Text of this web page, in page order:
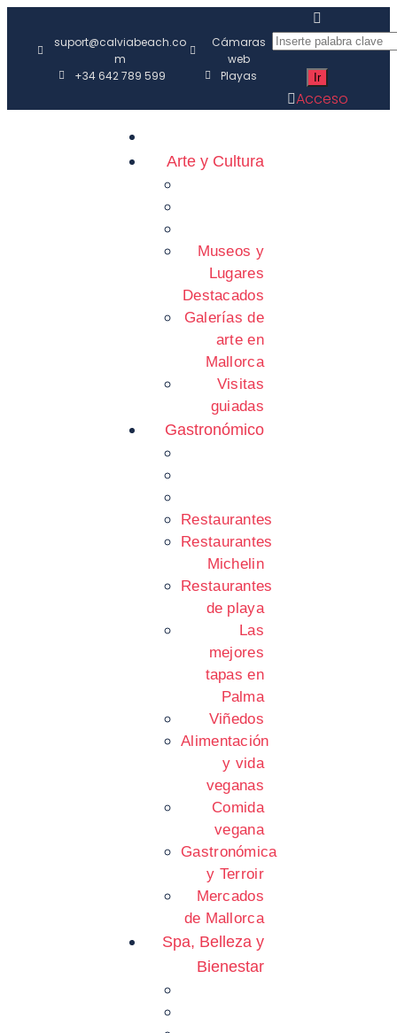
suport@calviabeach.co
m
+34 642 789 599
Cámaras
web
Playas
Acceso
Arte y Cultura
Museos y
Lugares
Destacados
Galerías de
arte en
Mallorca
Visitas
guiadas
Gastronómico
Restaurantes
Restaurantes
Michelin
Restaurantes
de playa
Las
mejores
tapas en
Palma
Viñedos
Alimentación
y vida
veganas
Comida
vegana
Gastronómica
y Terroir
Mercados
de Mallorca
Spa, Belleza y
Bienestar